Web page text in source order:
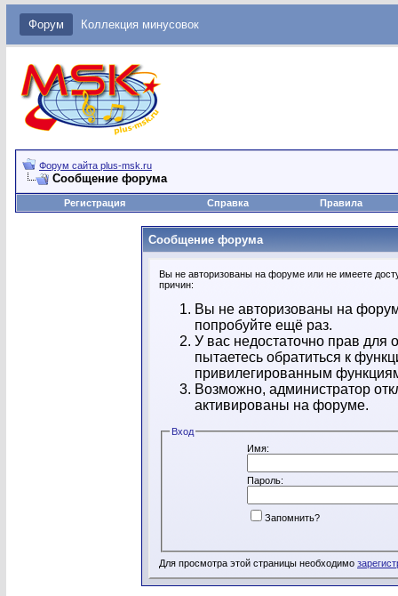
Форум Коллекция минусовок
Форум сайта plus-msk.ru
Сообщение форума
Регистрация Справка Правила
Сообщение форума
Вы не авторизованы на форуме или не имеете
причин:
Вы не авторизованы на
попробуйте ещё раз.
У вас недостаточно прав
пытаетесь обратиться к
привилегированным
Возможно, администратор
активированы на форуме.
Вход
Имя:
Пароль:
Запомнить?
Для просмотра этой страницы необходимо